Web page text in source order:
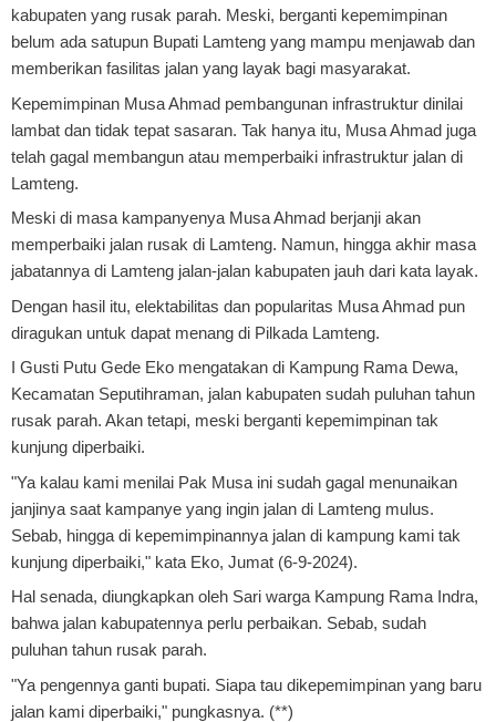
kabupaten yang rusak parah. Meski, berganti kepemimpinan
belum ada satupun Bupati Lamteng yang mampu menjawab dan
memberikan fasilitas jalan yang layak bagi masyarakat.
Kepemimpinan Musa Ahmad pembangunan infrastruktur dinilai
lambat dan tidak tepat sasaran. Tak hanya itu, Musa Ahmad juga
telah gagal membangun atau memperbaiki infrastruktur jalan di
Lamteng.
Meski di masa kampanyenya Musa Ahmad berjanji akan
memperbaiki jalan rusak di Lamteng. Namun, hingga akhir masa
jabatannya di Lamteng jalan-jalan kabupaten jauh dari kata layak.
Dengan hasil itu, elektabilitas dan popularitas Musa Ahmad pun
diragukan untuk dapat menang di Pilkada Lamteng.
I Gusti Putu Gede Eko mengatakan di Kampung Rama Dewa,
Kecamatan Seputihraman, jalan kabupaten sudah puluhan tahun
rusak parah. Akan tetapi, meski berganti kepemimpinan tak
kunjung diperbaiki.
"Ya kalau kami menilai Pak Musa ini sudah gagal menunaikan
janjinya saat kampanye yang ingin jalan di Lamteng mulus.
Sebab, hingga di kepemimpinannya jalan di kampung kami tak
kunjung diperbaiki," kata Eko, Jumat (6-9-2024).
Hal senada, diungkapkan oleh Sari warga Kampung Rama Indra,
bahwa jalan kabupatennya perlu perbaikan. Sebab, sudah
puluhan tahun rusak parah.
"Ya pengennya ganti bupati. Siapa tau dikepemimpinan yang baru
jalan kami diperbaiki," pungkasnya. (**)